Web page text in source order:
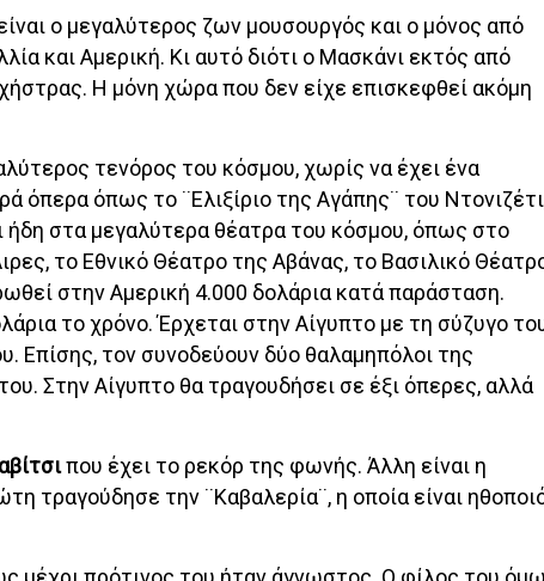
ο μεγαλύτερος ζων μουσουργός και ο μόνος από
και Αμερική. Κι αυτό διότι ο Μασκάνι εκτός από
Η μόνη χώρα που δεν είχε επισκεφθεί ακόμη
τενόρος του κόσμου, χωρίς να έχει ένα
όπερα όπως το ¨Ελιξίριο της Αγάπης¨ του
ήδη στα μεγαλύτερα θέατρα του κόσμου, όπως στο
το Εθνικό Θέατρο της Αβάνας, το Βασιλικό
στην Αμερική 4.000 δολάρια κατά παράσταση.
το χρόνο. Έρχεται στην Αίγυπτο με τη σύζυγο
Επίσης, τον συνοδεύουν δύο θαλαμηπόλοι της
Στην Αίγυπτο θα τραγουδήσει σε έξι όπερες, αλλά
που έχει το ρεκόρ της φωνής. Άλλη είναι η
τραγούδησε την ¨Καβαλερία¨, η οποία είναι